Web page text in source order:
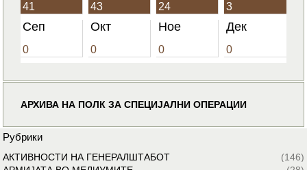
41 43 24 3
Сеп
0
Окт
0
Ное
0
Дек
0
АРХИВА НА ПОЛК ЗА СПЕЦИЈАЛНИ ОПЕРАЦИИ
Рубрики
АКТИВНОСТИ НА ГЕНЕРАЛШТАБОТ
(146)